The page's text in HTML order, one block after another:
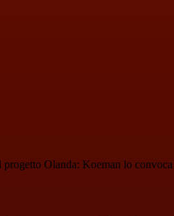
progetto Olanda: Koeman lo convoca